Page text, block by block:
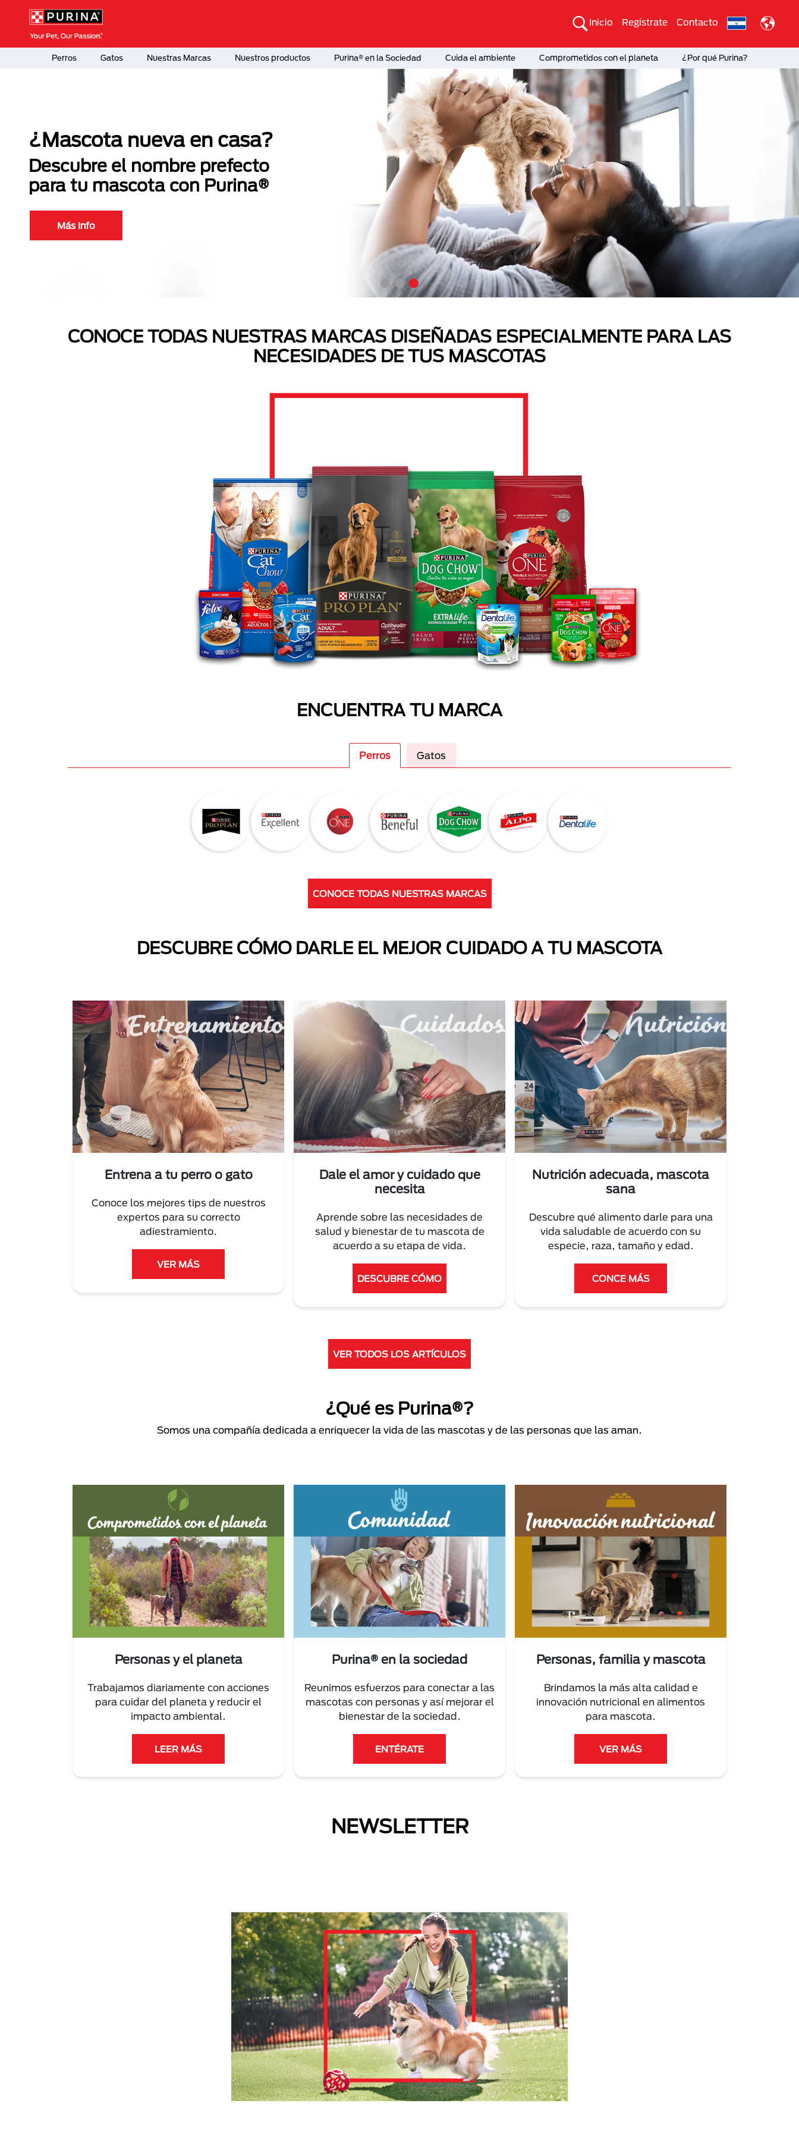
Pasar al contenido principal
Menú Secundario Purina
Inicio Regístrate Contacto
Menú Principal Purina
Perros Gatos Nuestras Marcas Nuestros productos Purina® en la Sociedad Cuida el ambiente Comprometidos con el planeta ¿Por qué Purina?
¿Mascota nueva en casa?
Descubre el nombre prefecto
para tu mascota con Purina®
Más Info
CONOCE TODAS NUESTRAS MARCAS DISEÑADAS ESPECIALMENTE PARA LAS
NECESIDADES DE TUS MASCOTAS
ENCUENTRA TU MARCA
Perros Gatos
CONOCE TODAS NUESTRAS MARCAS
DESCUBRE CÓMO DARLE EL MEJOR CUIDADO A TU MASCOTA
Entrena a tu perro o gato
Conoce los mejores tips de nuestros
expertos para su correcto
adiestramiento.
VER MÁS
Dale el amor y cuidado que
necesita
Aprende sobre las necesidades de
salud y bienestar de tu mascota de
acuerdo a su etapa de vida.
DESCUBRE CÓMO
Nutrición adecuada, mascota
sana
Descubre qué alimento darle para una
vida saludable de acuerdo con su
especie, raza, tamaño y edad.
CONCE MÁS
VER TODOS LOS ARTÍCULOS
¿Qué es Purina®?
Somos una compañía dedicada a enriquecer la vida de las mascotas y de las personas que las aman.
Personas y el planeta
Trabajamos diariamente con acciones
para cuidar del planeta y reducir el
impacto ambiental.
LEER MÁS
Purina® en la sociedad
Reunimos esfuerzos para conectar a las
mascotas con personas y así mejorar el
bienestar de la sociedad.
ENTÉRATE
Personas, familia y mascota
Brindamos la más alta calidad e
innovación nutricional en alimentos
para mascota.
VER MÁS
NEWSLETTER